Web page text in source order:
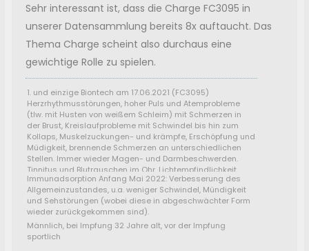
Sehr interessant ist, dass die Charge FC3095 in
unserer Datensammlung bereits 8x auftaucht. Das
Thema Charge scheint also durchaus eine
gewichtige Rolle zu spielen.
1. und einzige Biontech am 17.06.2021 (FC3095)
Herzrhythmusstörungen, hoher Puls und Atemprobleme
(tlw. mit Husten von weißem Schleim) mit Schmerzen in
der Brust, Kreislaufprobleme mit Schwindel bis hin zum
Kollaps, Muskelzuckungen- und krämpfe, Erschöpfung und
Müdigkeit, brennende Schmerzen an unterschiedlichen
Stellen. Immer wieder Magen- und Darmbeschwerden.
Tinnitus und Blutrauschen im Ohr, Lichtempfindlichkeit,
starker Gewichtsverlust (11 KG)
Immunadsorption Anfang Mai 2022: Verbesserung des
Allgemeinzustandes, u.a. weniger Schwindel, Mündigkeit
und Sehstörungen (wobei diese in abgeschwächter Form
wieder zurückgekommen sind).
Männlich, bei Impfung 32 Jahre alt, vor der Impfung
sportlich